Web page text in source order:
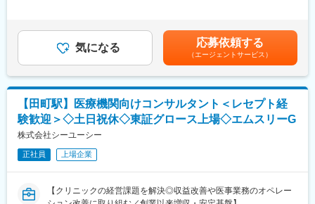
〇組織づくり
・チームマネジメント
・関係者との調整・合意形成
・業務改善の推進
・運営ルール・標準フローの整備
■ポジションの魅力・今ジョインする意義：
2030年までに売上2,000億円の到達をミニマムラインの目標にし
ており、現在に至るまで計画値以上のスピードで成長していま
期」とも呼べるフェーズにあります。
・所属ケアマネージャーへの指導・育成、新人研修の実施
・同行訪問やケアマネジメント業務のサポート
・居宅介護事業全体の管理・運営
介護予防・機能訓練に特化したデイサービス『ジョイリハ』のノ
ウハウを活かし、質の高い居宅介護支援サービスを展開していま
す。
■組織構成
がら、ご利用者様の自立支援・重度化防止を目指すチーム体制で
す。
多職種連携により幅広い知見を得られ、管理者として組織運営や
目安の金額であり、選考を通じて上下する可能性があります。月
給(月額)は固定手当を含めた表記です。
気になる 応募依頼する
（エージェントサービス）
【田町駅】医療機関向けコンサルタント＜レセプト経
験歓迎＞◇土日祝休◇東証グロース上場◇エムスリーG
株式会社シーユーシー
正社員 上場企業
【クリニックの経営課題を解決◎収益改善や医事業務のオペレー